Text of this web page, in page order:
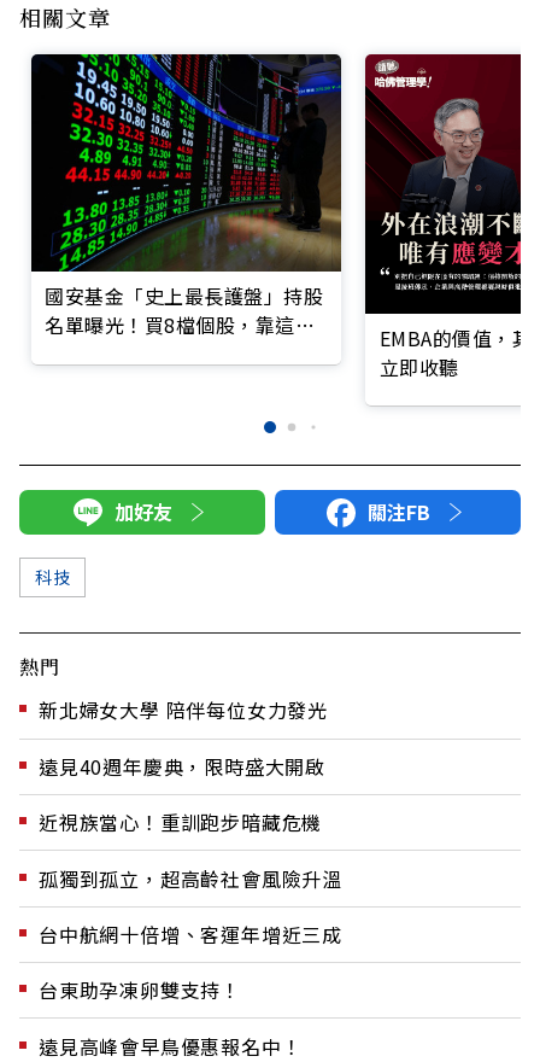
相關文章
國安基金「史上最長護盤」持股
名單曝光！買8檔個股，靠這檔
EMBA的價值，
立即收聽
加好友 關注FB
科技
熱門
新北婦女大學 陪伴每位女力發光
遠見40週年慶典，限時盛大開啟
近視族當心！重訓跑步暗藏危機
孤獨到孤立，超高齡社會風險升溫
台中航網十倍增、客運年增近三成
台東助孕凍卵雙支持！
遠見高峰會早鳥優惠報名中！